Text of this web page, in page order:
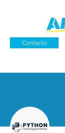
Contacto